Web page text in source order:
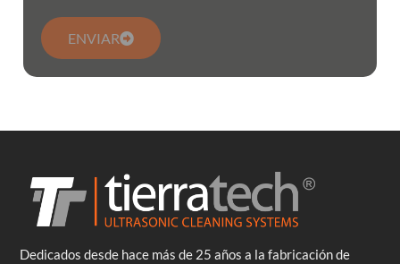
ENVIAR
Dedicados desde hace más de 25 años a la fabricación de